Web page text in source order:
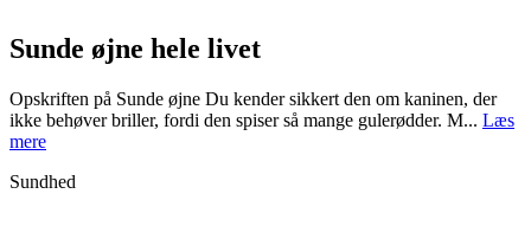
Sunde øjne hele livet
Opskriften på Sunde øjne Du kender sikkert den om kaninen, der
ikke behøver briller, fordi den spiser så mange gulerødder. M... Læs
mere
Sundhed